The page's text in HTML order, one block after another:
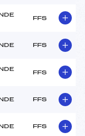
FFS
FFS
FFS
FFS
FFS